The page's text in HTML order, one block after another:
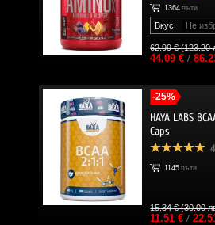
1364 пъти
Вкус:
62.99 € (123.20
44.09 €/
-25%
HAYA LABS
Caps
1145 пъти
15.34 € (30.00
11.51 €/